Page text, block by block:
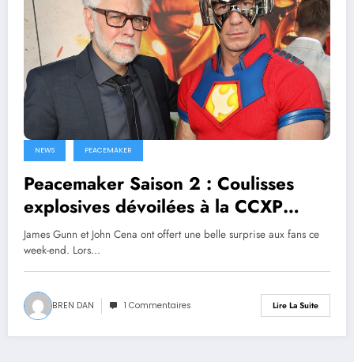
NEWS PEACEMAKER
Peacemaker Saison 2 : Coulisses
explosives dévoilées à la CCXP
Mexico !
James Gunn et John Cena ont offert une belle surprise aux fans ce
week-end. Lors…
BREN DAN 1 Commentaires Lire La Suite